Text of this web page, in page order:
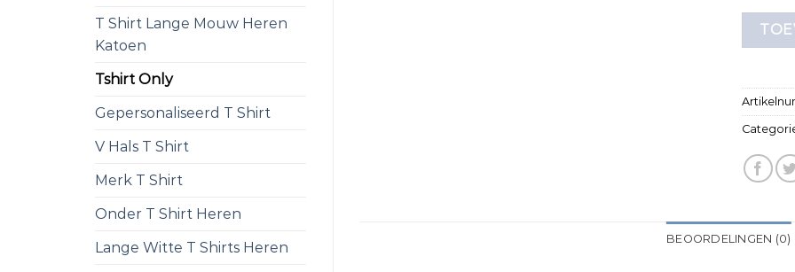
T Shirt Lange Mouw Heren
Katoen
Tshirt Only
Gepersonaliseerd T Shirt
V Hals T Shirt
Merk T Shirt
Onder T Shirt Heren
Lange Witte T Shirts Heren
BEOORDELINGEN (0)